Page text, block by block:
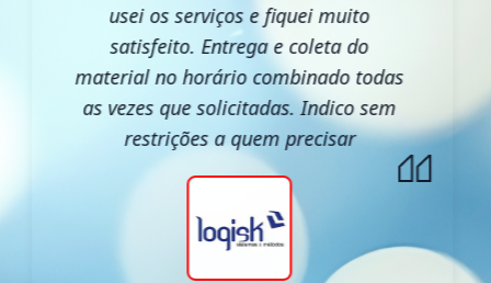
usei os serviços e fiquei muito
satisfeito. Entrega e coleta do
material no horário combinado todas
as vezes que solicitadas. Indico sem
restrições a quem precisar